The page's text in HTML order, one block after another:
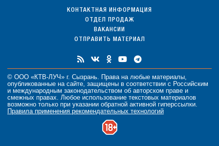
КОНТАКТНАЯ ИНФОРМАЦИЯ
ОТДЕЛ ПРОДАЖ
ВАКАНСИИ
ОТПРАВИТЬ МАТЕРИАЛ
© ООО «КТВ-ЛУЧ» г. Сызрань. Права на любые материалы
опубликованные на сайте, защищены в соответствии с Российским
и международным законодательством об авторском праве и
смежных правах. Любое использование текстовых материалов
возможно только при указании обратной активной гиперссылки.
Правила применения рекомендательных технологий